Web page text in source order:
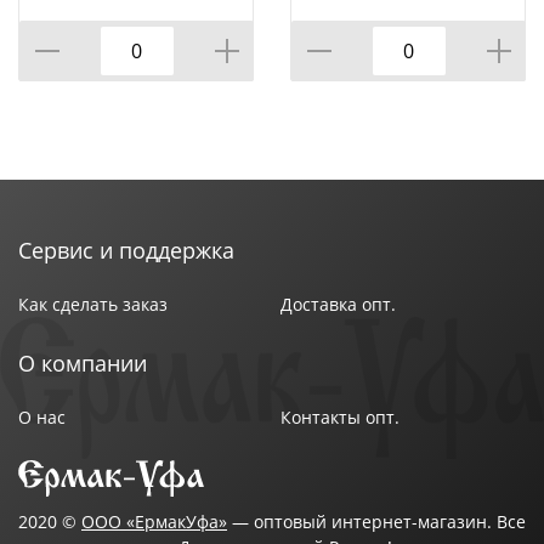
КОР=18ШТ.
(КОР=18ШТ.)
Сервис и поддержка
Как сделать заказ Доставка опт.
О компании
О нас Контакты опт.
2020 © ООО «ЕрмакУфа» — оптовый интернет-магазин. Все